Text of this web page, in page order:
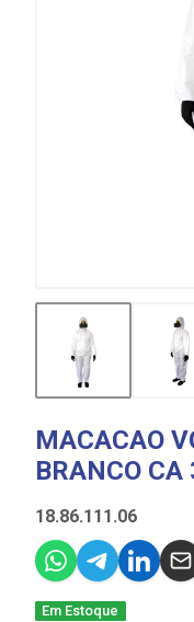
MACACAO
BRANCO
18.86.111.06
Em Estoque